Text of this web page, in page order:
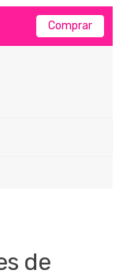
Comprar
de